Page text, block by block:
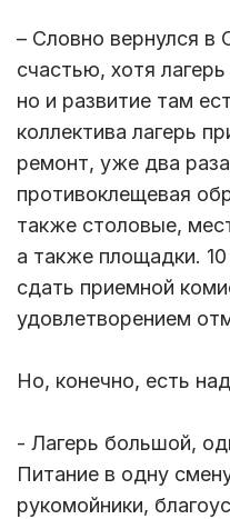
– Словно вернулся в
счастью, хотя
но и развитие там
коллектива лагерь
ремонт, уже два
противоклещевая
также столовые,
а также площадки.
сдать приемной
удовлетворением
Но, конечно, есть
- Лагерь большой,
Питание в одну
рукомойники,